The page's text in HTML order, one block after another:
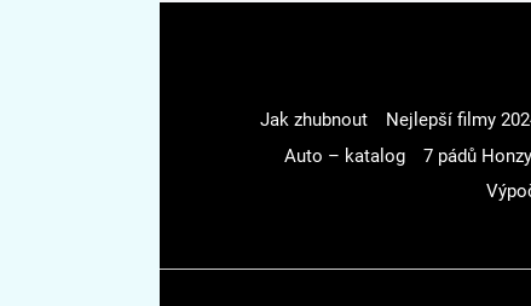
Jak zhubnout Nejlepší filmy
Auto – katalog
7 pádů